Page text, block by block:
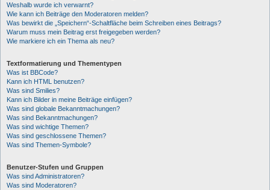
Weshalb wurde ich verwarnt?
Wie kann ich Beiträge den Moderatoren melden?
Was bewirkt die „Speichern“-Schaltfläche beim Schreiben eines Beitrags?
Warum muss mein Beitrag erst freigegeben werden?
Wie markiere ich ein Thema als neu?
Textformatierung und Thementypen
Was ist BBCode?
Kann ich HTML benutzen?
Was sind Smilies?
Kann ich Bilder in meine Beiträge einfügen?
Was sind globale Bekanntmachungen?
Was sind Bekanntmachungen?
Was sind wichtige Themen?
Was sind geschlossene Themen?
Was sind Themen-Symbole?
Benutzer-Stufen und Gruppen
Was sind Administratoren?
Was sind Moderatoren?